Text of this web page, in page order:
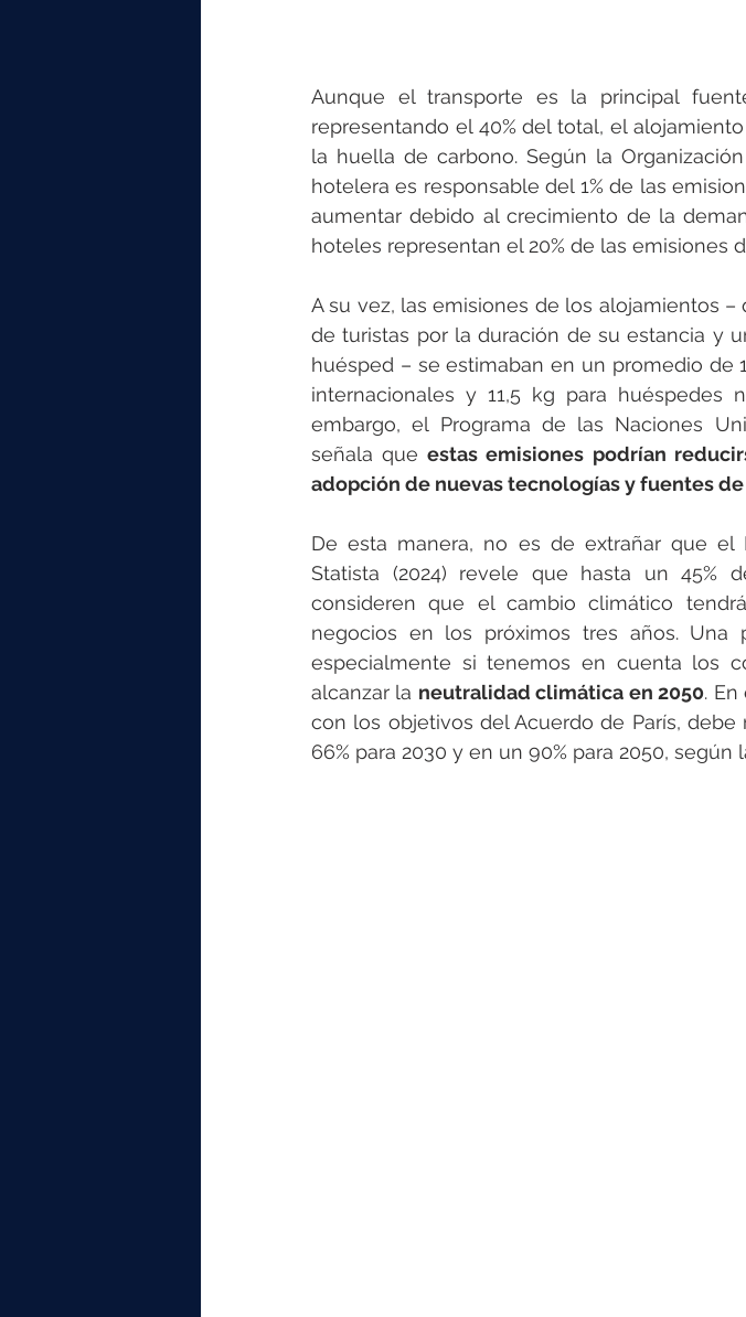
Aunque el transporte es la principal
representando el 40% del total, el
la huella de carbono. Según la
hotelera es responsable del 1% de las
aumentar debido al crecimiento de la
hoteles representan el 20% de las emisiones
A su vez, las emisiones de los alojamientos
de turistas por la duración de su estancia y
huésped – se estimaban en un promedio de
internacionales y 11,5 kg para huéspedes
embargo, el Programa de las Naciones
señala que estas emisiones podrían
adopción de nuevas tecnologías y fuentes
De esta manera, no es de extrañar que el
Statista (2024) revele que hasta un 45%
consideren que el cambio climático
negocios en los próximos tres años. Una
especialmente si tenemos en cuenta los
alcanzar la neutralidad climática en 2050.
con los objetivos del Acuerdo de París,
66% para 2030 y en un 90% para 2050,